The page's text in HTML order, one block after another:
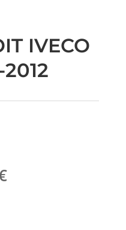
IVECO